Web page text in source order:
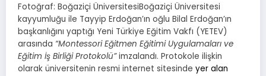
Fotoğraf: Boğaziçi ÜniversitesiBoğaziçi Üniversitesi
kayyumluğu ile Tayyip Erdoğan’ın oğlu Bilal Erdoğan’ın
başkanlığını yaptığı Yeni Türkiye Eğitim Vakfı (YETEV)
arasında “Montessori Eğitmen Eğitimi Uygulamaları ve
Eğitim İş Birliği Protokolü”imzalandı. Protokole ilişkin
olarak üniversitenin resmi internet sitesinde yer alan